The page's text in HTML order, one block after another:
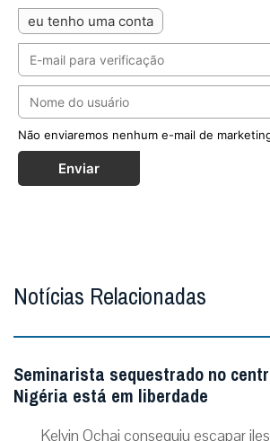
eu tenho uma conta
Não enviaremos nenhum e-mail de
Enviar
Notícias Relacionadas
Seminarista sequestrado no
Nigéria está em liberdade
Kelvin Ochai conseguiu escapar